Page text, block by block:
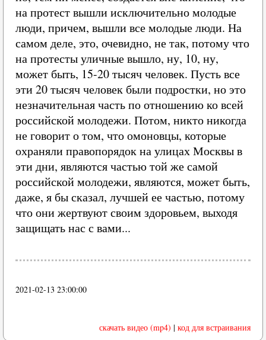
на протест вышли исключительно молодые
люди, причем, вышли все молодые люди. На
самом деле, это, очевидно, не так, потому что
на протесты уличные вышло, ну, 10, ну,
может быть, 15-20 тысяч человек. Пусть все
эти 20 тысяч человек были подростки, но это
незначительная часть по отношению ко всей
российской молодежи. Потом, никто никогда
не говорит о том, что омоновцы, которые
охраняли правопорядок на улицах Москвы в
эти дни, являются частью той же самой
российской молодежи, являются, может быть,
даже, я бы сказал, лучшей ее частью, потому
что они жертвуют своим здоровьем, выходя
защищать нас с вами...
2021-02-13 23:00:00
скачать видео (mp4) | код для встраивания